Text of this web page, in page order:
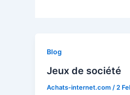
Blog
Jeux de société
Achats-internet.com / 2